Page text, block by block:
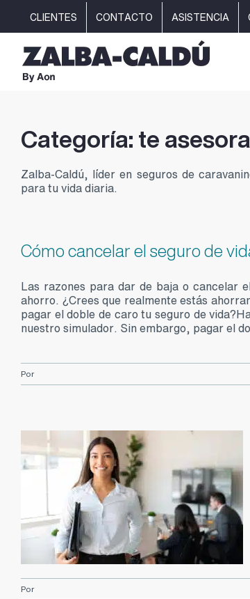
contenido
CLIENTES CONTACTO ASISTENCIA
Categoría: te
Zalba-Caldú, líder en seguros de
para tu vida diaria.
Cómo cancelar el seguro de
Las razones para dar de baja o cancelar
ahorro. ¿Crees que realmente estás
pagar el doble de caro tu seguro de
nuestro simulador. Sin embargo, pagar el
Por
Por